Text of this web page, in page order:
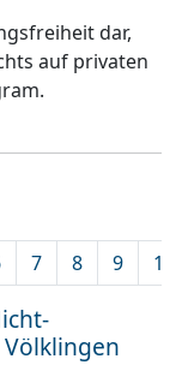
dar,
auf privaten
7 8 9 10